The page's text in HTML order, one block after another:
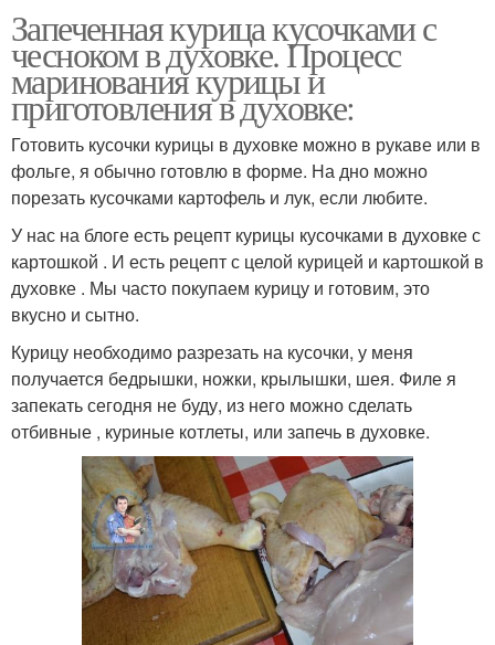
Запеченная курица кусочками с
чесноком в духовке. Процесс
маринования курицы и
приготовления в духовке:
Готовить кусочки курицы в духовке можно в рукаве или в
фольге, я обычно готовлю в форме. На дно можно
порезать кусочками картофель и лук, если любите.
У нас на блоге есть рецепт курицы кусочками в духовке с
картошкой . И есть рецепт с целой курицей и картошкой в
духовке . Мы часто покупаем курицу и готовим, это
вкусно и сытно.
Курицу необходимо разрезать на кусочки, у меня
получается бедрышки, ножки, крылышки, шея. Филе я
запекать сегодня не буду, из него можно сделать
отбивные , куриные котлеты, или запечь в духовке.